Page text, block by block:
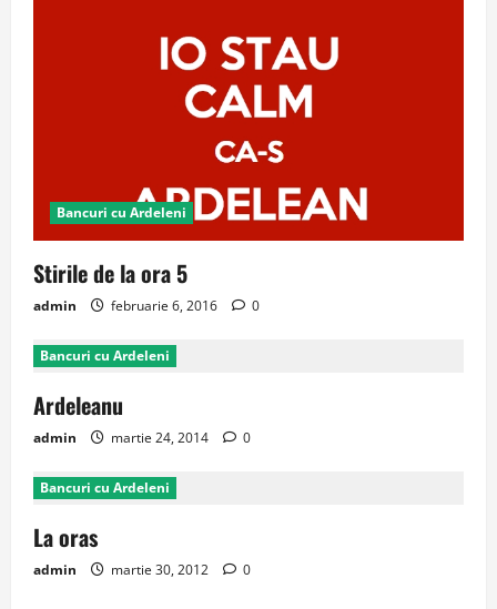
Bancuri cu Ardeleni
Stirile de la ora 5
admin februarie 6, 2016 0
Bancuri cu Ardeleni
Ardeleanu
admin martie 24, 2014 0
Bancuri cu Ardeleni
La oras
admin martie 30, 2012 0